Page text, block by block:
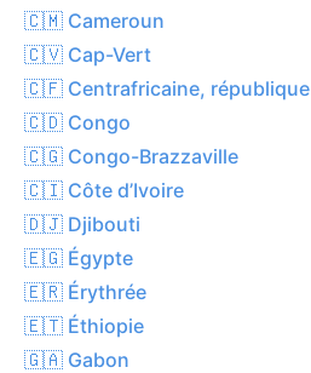
🇨🇲 Cameroun
🇨🇻 Cap-Vert
🇨🇫 Centrafricaine, république
🇨🇩 Congo
🇨🇬 Congo-Brazzaville
🇨🇮 Côte d’Ivoire
🇩🇯 Djibouti
🇪🇬 Égypte
🇪🇷 Érythrée
🇪🇹 Éthiopie
🇬🇦 Gabon